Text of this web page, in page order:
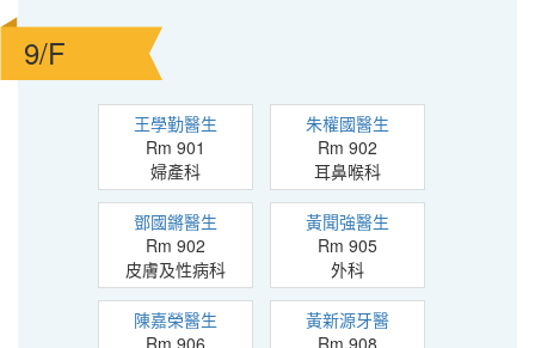
9/F
王學勤醫生
Rm 901
婦產科
朱權國醫生
Rm 902
耳鼻喉科
鄧國鏘醫生
Rm 902
皮膚及性病科
黃聞強醫生
Rm 905
外科
陳嘉榮醫生
黃新源牙醫